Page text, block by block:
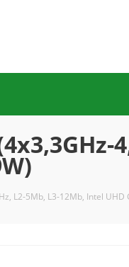
L2-5Mb, L3-12Mb, Intel